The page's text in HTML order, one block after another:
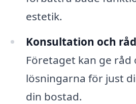
estetik.
Konsultation och
Företaget kan ge råd
lösningarna för just
din bostad.